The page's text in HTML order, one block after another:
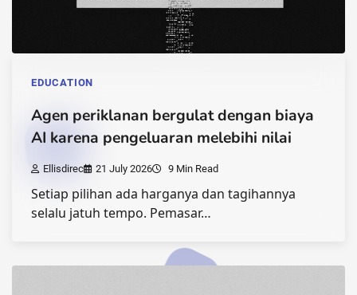
EDUCATION
Agen periklanan bergulat dengan biaya
AI karena pengeluaran melebihi nilai
Ellisdirec 21 July 2026 9 Min Read
Setiap pilihan ada harganya dan tagihannya
selalu jatuh tempo. Pemasar…